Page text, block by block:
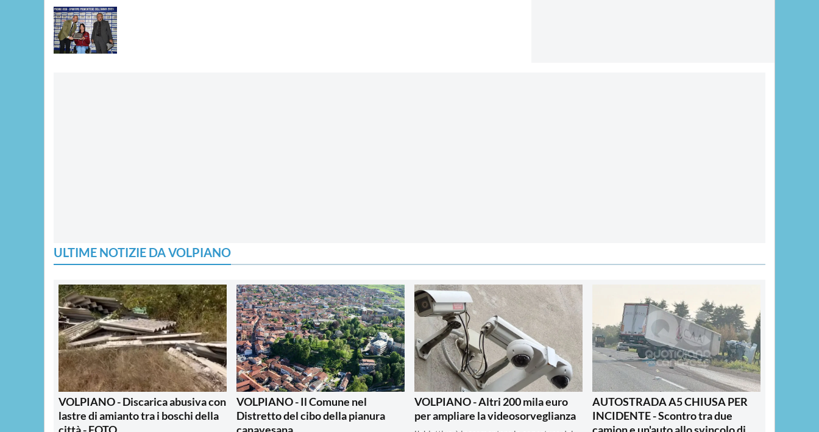
ULTIME NOTIZIE DA VOLPIANO
VOLPIANO - Discarica abusiva con
lastre di amianto tra i boschi della
VOLPIANO - Il Comune nel
Distretto del cibo della pianura
VOLPIANO - Altri 200 mila euro
per ampliare la videosorveglianza
AUTOSTRADA A5 CHIUSA PER
INCIDENTE - Scontro tra due